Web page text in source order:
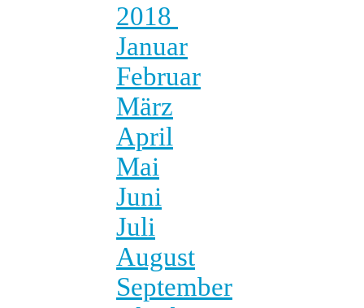
2018
Januar
Februar
März
April
Mai
Juni
Juli
August
September